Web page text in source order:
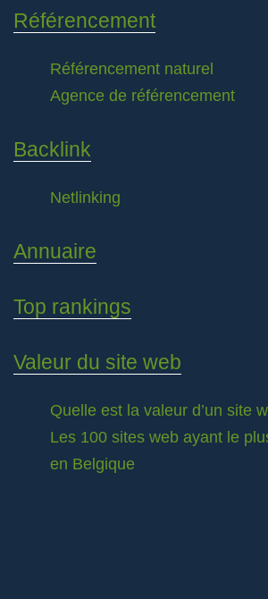
Référencement
Référencement naturel
Agence de référencement
Backlink
Netlinking
Annuaire
Top rankings
Valeur du site web
Quelle est la valeur d’un site
Les 100 sites web ayant le
en Belgique